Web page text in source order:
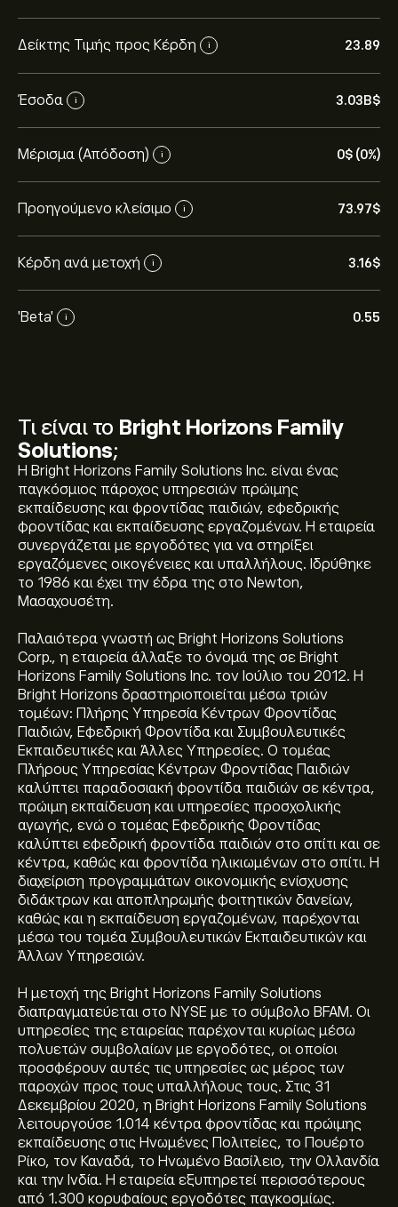
Δείκτης Τιμής προς Κέρδη i 23.89
Έσοδα i 3.03B‎$‎
Μέρισμα (Απόδοση) i 0‎$‎ (0%)
Προηγούμενο κλείσιμο i 73.97‎$‎
Κέρδη ανά μετοχή i 3.16‎$‎
'Beta' i 0.55
Τι είναι το Bright Horizons Family
Solutions;
Η Bright Horizons Family Solutions Inc. είναι ένας
παγκόσμιος πάροχος υπηρεσιών πρώιμης
εκπαίδευσης και φροντίδας παιδιών, εφεδρικής
φροντίδας και εκπαίδευσης εργαζομένων. Η εταιρεία
συνεργάζεται με εργοδότες για να στηρίξει
εργαζόμενες οικογένειες και υπαλλήλους. Ιδρύθηκε
το 1986 και έχει την έδρα της στο Newton,
Μασαχουσέτη.
Παλαιότερα γνωστή ως Bright Horizons Solutions
Corp., η εταιρεία άλλαξε το όνομά της σε Bright
Horizons Family Solutions Inc. τον Ιούλιο του 2012. Η
Bright Horizons δραστηριοποιείται μέσω τριών
τομέων: Πλήρης Υπηρεσία Κέντρων Φροντίδας
Παιδιών, Εφεδρική Φροντίδα και Συμβουλευτικές
Εκπαιδευτικές και Άλλες Υπηρεσίες. Ο τομέας
Πλήρους Υπηρεσίας Κέντρων Φροντίδας Παιδιών
καλύπτει παραδοσιακή φροντίδα παιδιών σε κέντρα,
πρώιμη εκπαίδευση και υπηρεσίες προσχολικής
αγωγής, ενώ ο τομέας Εφεδρικής Φροντίδας
καλύπτει εφεδρική φροντίδα παιδιών στο σπίτι και σε
κέντρα, καθώς και φροντίδα ηλικιωμένων στο σπίτι. Η
διαχείριση προγραμμάτων οικονομικής ενίσχυσης
διδάκτρων και αποπληρωμής φοιτητικών δανείων,
καθώς και η εκπαίδευση εργαζομένων, παρέχονται
μέσω του τομέα Συμβουλευτικών Εκπαιδευτικών και
Άλλων Υπηρεσιών.
Η μετοχή της Bright Horizons Family Solutions
διαπραγματεύεται στο NYSE με το σύμβολο BFAM. Οι
υπηρεσίες της εταιρείας παρέχονται κυρίως μέσω
πολυετών συμβολαίων με εργοδότες, οι οποίοι
προσφέρουν αυτές τις υπηρεσίες ως μέρος των
παροχών προς τους υπαλλήλους τους. Στις 31
Δεκεμβρίου 2020, η Bright Horizons Family Solutions
λειτουργούσε 1.014 κέντρα φροντίδας και πρώιμης
εκπαίδευσης στις Ηνωμένες Πολιτείες, το Πουέρτο
Ρίκο, τον Καναδά, το Ηνωμένο Βασίλειο, την Ολλανδία
και την Ινδία. Η εταιρεία εξυπηρετεί περισσότερους
από 1.300 κορυφαίους εργοδότες παγκοσμίως.